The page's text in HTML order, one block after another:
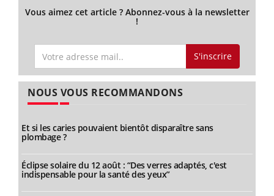
Vous aimez cet article ? Abonnez-vous à la newsletter
!
S'inscrire
NOUS VOUS RECOMMANDONS
Et si les caries pouvaient bientôt disparaître sans
plombage ?
Éclipse solaire du 12 août : “Des verres adaptés, c'est
indispensable pour la santé des yeux”